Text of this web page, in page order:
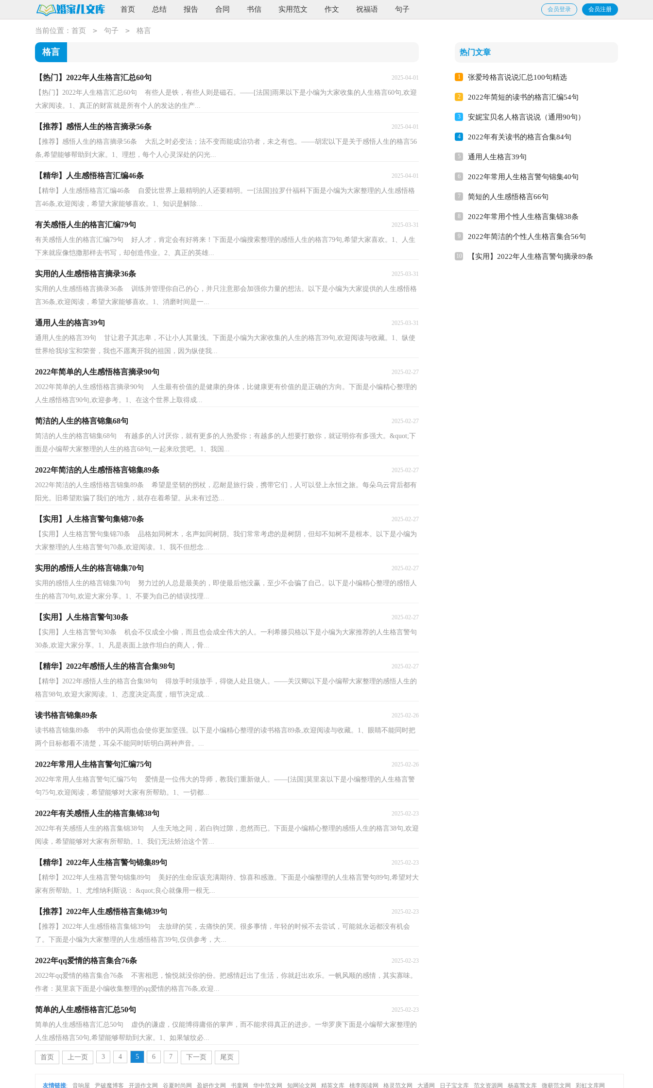
首页 总结 报告 合同 书信 实用范文 作文 祝福语 句子 会员登录 会员注册
当前位置： 首页 > 句子 > 格言
格言
【热门】2022年人生格言汇总60句 2025-04-01
【热门】2022年人生格言汇总60句 有些人是铁，有些人则是磁石。——[法国]雨果以下是小编为大家收集的人生格言60句,欢迎
大家阅读。1、真正的财富就是所有个人的发达的生产...
【推荐】感悟人生的格言摘录56条 2025-04-01
【推荐】感悟人生的格言摘录56条 大乱之时必变法；法不变而能成治功者，未之有也。——胡宏以下是关于感悟人生的格言56
条,希望能够帮助到大家。1、理想，每个人心灵深处的闪光...
【精华】人生感悟格言汇编46条 2025-04-01
【精华】人生感悟格言汇编46条 自爱比世界上最精明的人还要精明。一[法国]拉罗什福科下面是小编为大家整理的人生感悟格
言46条,欢迎阅读，希望大家能够喜欢。1、知识是解除...
有关感悟人生的格言汇编79句 2025-03-31
有关感悟人生的格言汇编79句 好人才，肯定会有好将来！下面是小编搜索整理的感悟人生的格言79句,希望大家喜欢。1、人生
下来就应像恺撒那样去书写，却创造伟业。2、真正的英雄...
实用的人生感悟格言摘录36条 2025-03-31
实用的人生感悟格言摘录36条 训练并管理你自己的心，并只注意那会加强你力量的想法。以下是小编为大家提供的人生感悟格
言36条,欢迎阅读，希望大家能够喜欢。1、消磨时间是一...
通用人生的格言39句 2025-03-31
通用人生的格言39句 甘让君子其志卑，不让小人其量浅。下面是小编为大家收集的人生的格言39句,欢迎阅读与收藏。1、纵使
世界给我珍宝和荣誉，我也不愿离开我的祖国，因为纵使我...
2022年简单的人生感悟格言摘录90句 2025-02-27
2022年简单的人生感悟格言摘录90句 人生最有价值的是健康的身体，比健康更有价值的是正确的方向。下面是小编精心整理的
人生感悟格言90句,欢迎参考。1、在这个世界上取得成...
简洁的人生的格言锦集68句 2025-02-27
简洁的人生的格言锦集68句 有越多的人讨厌你，就有更多的人热爱你；有越多的人想要打败你，就证明你有多强大。&quot;下
面是小编帮大家整理的人生的格言68句,一起来欣赏吧。1、我国...
2022年简洁的人生感悟格言锦集89条 2025-02-27
2022年简洁的人生感悟格言锦集89条 希望是坚韧的拐杖，忍耐是旅行袋，携带它们，人可以登上永恒之旅。每朵乌云背后都有
阳光。旧希望欺骗了我们的地方，就存在着希望。从未有过恐...
【实用】人生格言警句集锦70条 2025-02-27
【实用】人生格言警句集锦70条 品格如同树木，名声如同树阴。我们常常考虑的是树阴，但却不知树不是根本。以下是小编为
大家整理的人生格言警句70条,欢迎阅读。1、我不但想念...
实用的感悟人生的格言锦集70句 2025-02-27
实用的感悟人生的格言锦集70句 努力过的人总是最美的，即使最后他没赢，至少不会骗了自己。以下是小编精心整理的感悟人
生的格言70句,欢迎大家分享。1、不要为自己的错误找理...
【实用】人生格言警句30条 2025-02-27
【实用】人生格言警句30条 机会不仅成全小偷，而且也会成全伟大的人。一利希滕贝格以下是小编为大家推荐的人生格言警句
30条,欢迎大家分享。1、凡是表面上故作坦白的商人，骨...
【精华】2022年感悟人生的格言合集98句 2025-02-27
【精华】2022年感悟人生的格言合集98句 得放手时须放手，得饶人处且饶人。——关汉卿以下是小编帮大家整理的感悟人生的
格言98句,欢迎大家阅读。1、态度决定高度，细节决定成...
读书格言锦集89条 2025-02-26
读书格言锦集89条 书中的风雨也会使你更加坚强。以下是小编精心整理的读书格言89条,欢迎阅读与收藏。1、眼睛不能同时把
两个目标都看不清楚，耳朵不能同时听明白两种声音。...
2022年常用人生格言警句汇编75句 2025-02-26
2022年常用人生格言警句汇编75句 爱情是一位伟大的导师，教我们重新做人。——[法国]莫里哀以下是小编整理的人生格言警
句75句,欢迎阅读，希望能够对大家有所帮助。1、一切都...
2022年有关感悟人生的格言集锦38句 2025-02-23
2022年有关感悟人生的格言集锦38句 人生天地之间，若白驹过隙，忽然而已。下面是小编精心整理的感悟人生的格言38句,欢迎
阅读，希望能够对大家有所帮助。1、我们无法矫治这个苦...
【精华】2022年人生格言警句锦集89句 2025-02-23
【精华】2022年人生格言警句锦集89句 美好的生命应该充满期待、惊喜和感激。下面是小编整理的人生格言警句89句,希望对大
家有所帮助。1、尤维纳利斯说： &quot;良心就像用一根无...
【推荐】2022年人生感悟格言集锦39句 2025-02-23
【推荐】2022年人生感悟格言集锦39句 去放肆的笑，去痛快的哭。很多事情，年轻的时候不去尝试，可能就永远都没有机会
了。下面是小编为大家整理的人生感悟格言39句,仅供参考，大...
2022年qq爱情的格言集合76条 2025-02-23
2022年qq爱情的格言集合76条 不害相思，愉悦就没你的份。把感情赶出了生活，你就赶出欢乐。一帆风顺的感情，其实寡味。
作者：莫里哀下面是小编收集整理的qq爱情的格言76条,欢迎...
简单的人生感悟格言汇总50句 2025-02-23
简单的人生感悟格言汇总50句 虚伪的谦虚，仅能博得庸俗的掌声，而不能求得真正的进步。一华罗庚下面是小编帮大家整理的
人生感悟格言50句,希望能够帮助到大家。1、如果皱纹必...
首页 上一页 3 4 5 6 7 下一页 尾页
热门文章
1 张爱玲格言说说汇总100句精选
2 2022年简短的读书的格言汇编54句
3 安妮宝贝名人格言说说（通用90句）
4 2022年有关读书的格言合集84句
5 通用人生格言39句
6 2022年常用人生格言警句锦集40句
7 简短的人生感悟格言66句
8 2022年常用个性人生格言集锦38条
9 2022年简洁的个性人生格言集合56句
10 【实用】2022年人生格言警句摘录89条
友情链接: 音响屋 尹破魔博客 开源作文网 谷夏时尚网 盈妍作文网 书童网 华中范文网 知网论文网 精英文库 桃李阅读网 格灵范文网 大通网 日子宝文库 范文资源网 杨嘉莺文库 微蕲范文网 彩虹文库网